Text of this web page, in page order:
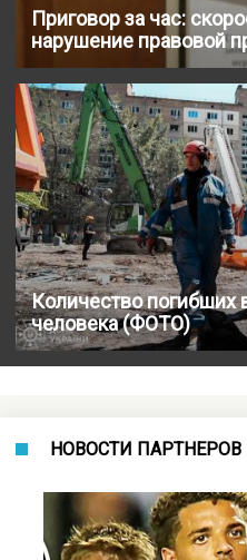
Приговор за час:
нарушение правовой
Количество погибших
человека (ФОТО)
НОВОСТИ ПАРТНЕРОВ